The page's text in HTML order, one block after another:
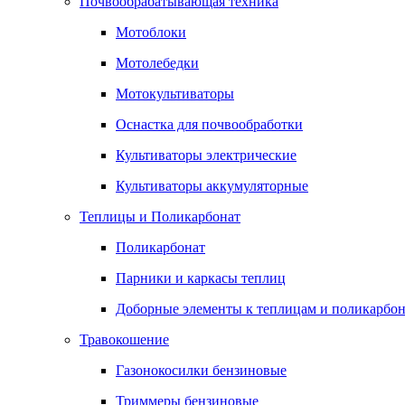
Мотоблоки
Мотолебедки
Мотокультиваторы
Оснастка для почвообработки
Культиваторы электрические
Культиваторы аккумуляторные
Теплицы и Поликарбонат
Поликарбонат
Парники и каркасы теплиц
Доборные элементы к теплицам и
Травокошение
Газонокосилки бензиновые
Триммеры бензиновые